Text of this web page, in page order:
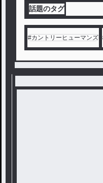
話題のタグ
#カントリーヒューマンズ